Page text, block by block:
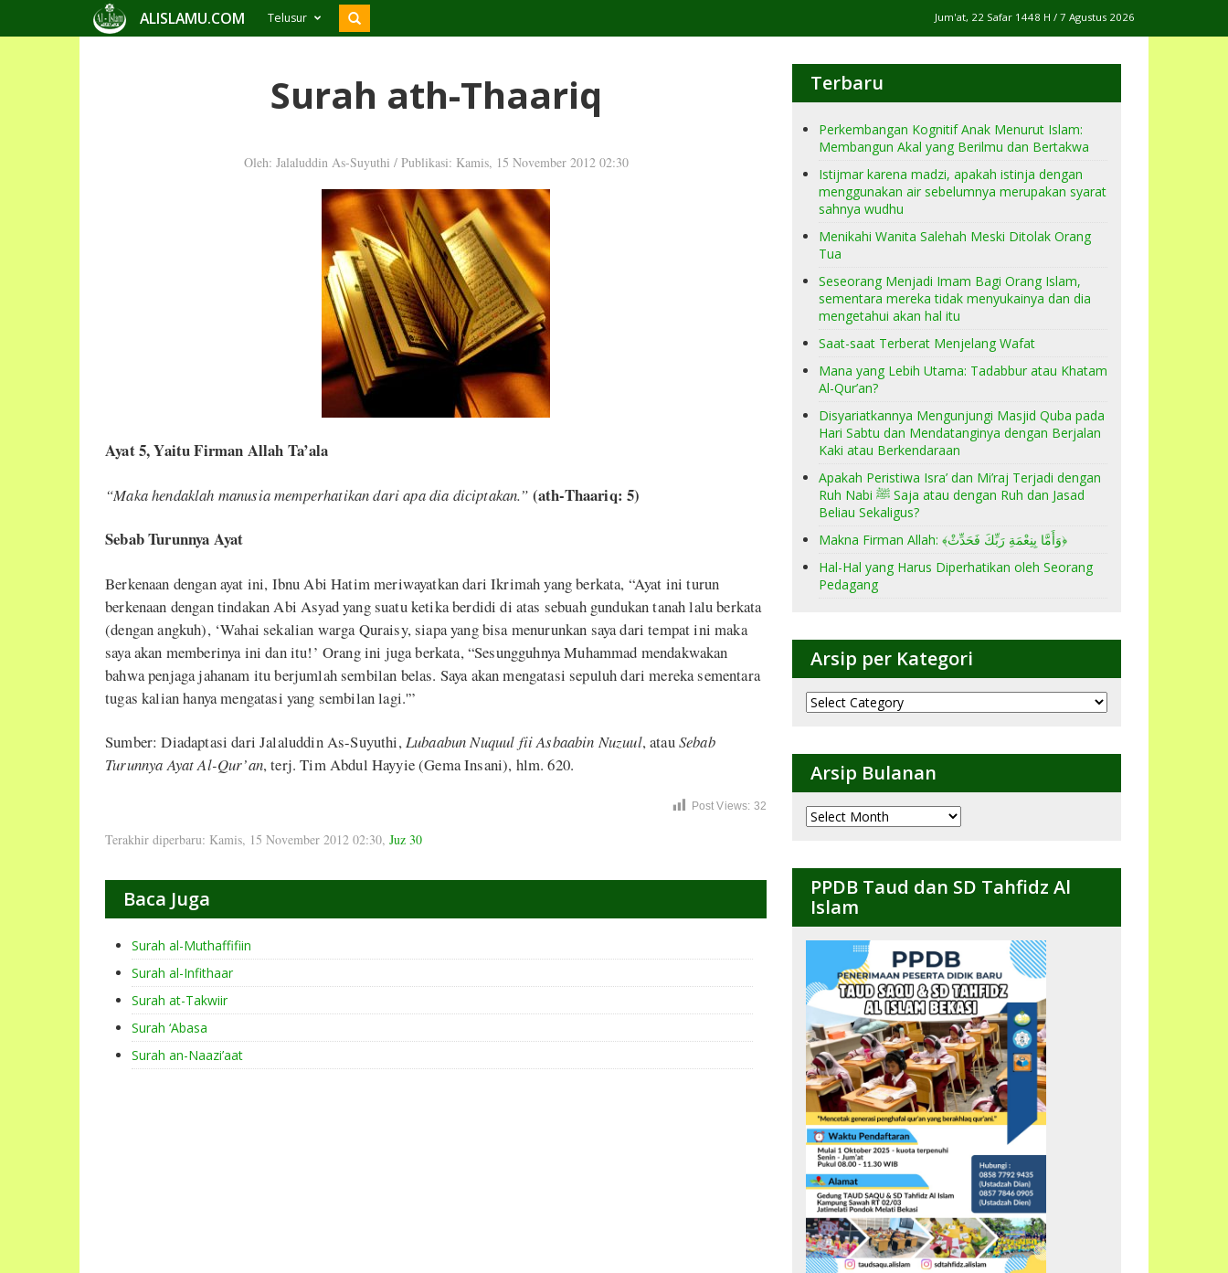
ALISLAMU.COM Telusur Jum'at, 22 Safar 1448 H / 7 Agustus 2026
Surah ath-Thaariq
Oleh: Jalaluddin As-Suyuthi / Publikasi: Kamis, 15 November 2012 02:30
Ayat 5, Yaitu Firman Allah Ta’ala
“Maka hendaklah manusia memperhatikan dari apa dia diciptakan.” (ath-Thaariq: 5)
Sebab Turunnya Ayat
Berkenaan dengan ayat ini, Ibnu Abi Hatim meriwayatkan dari Ikrimah yang berkata, “Ayat ini turun
berkenaan dengan tindakan Abi Asyad yang suatu ketika berdidi di atas sebuah gundukan tanah lalu berkata
(dengan angkuh), ‘Wahai sekalian warga Quraisy, siapa yang bisa menurunkan saya dari tempat ini maka
saya akan memberinya ini dan itu!’ Orang ini juga berkata, “Sesungguhnya Muhammad mendakwakan
bahwa penjaga jahanam itu berjumlah sembilan belas. Saya akan mengatasi sepuluh dari mereka sementara
tugas kalian hanya mengatasi yang sembilan lagi.'”
Sumber: Diadaptasi dari Jalaluddin As-Suyuthi,Lubaabun Nuquul fii Asbaabin Nuzuul, atauSebab
Turunnya Ayat Al-Qur’an, terj. Tim Abdul Hayyie (Gema Insani), hlm. 620.
Post Views: 32
Terakhir diperbaru: Kamis, 15 November 2012 02:30, Juz 30
Baca Juga
Surah al-Muthaffifiin
Surah al-Infithaar
Surah at-Takwiir
Surah ‘Abasa
Surah an-Naazi’aat
Terbaru
Perkembangan Kognitif Anak Menurut Islam:
Membangun Akal yang Berilmu dan Bertakwa
Istijmar karena madzi, apakah istinja dengan
menggunakan air sebelumnya merupakan syarat
sahnya wudhu
Menikahi Wanita Salehah Meski Ditolak Orang
Tua
Seseorang Menjadi Imam Bagi Orang Islam,
sementara mereka tidak menyukainya dan dia
mengetahui akan hal itu
Saat-saat Terberat Menjelang Wafat
Mana yang Lebih Utama: Tadabbur atau Khatam
Al-Qur’an?
Disyariatkannya Mengunjungi Masjid Quba pada
Hari Sabtu dan Mendatanginya dengan Berjalan
Kaki atau Berkendaraan
Apakah Peristiwa Isra’ dan Mi’raj Terjadi dengan
Ruh Nabi ﷺ Saja atau dengan Ruh dan Jasad
Beliau Sekaligus?
Makna Firman Allah: ﴾وَأَمَّا بِنِعْمَةِ رَبِّكَ فَحَدِّثْ﴿
Hal-Hal yang Harus Diperhatikan oleh Seorang
Pedagang
Arsip per Kategori
Arsip
per
Arsip Bulanan
Arsip
Bulanan
PPDB Taud dan SD Tahfidz Al
Islam